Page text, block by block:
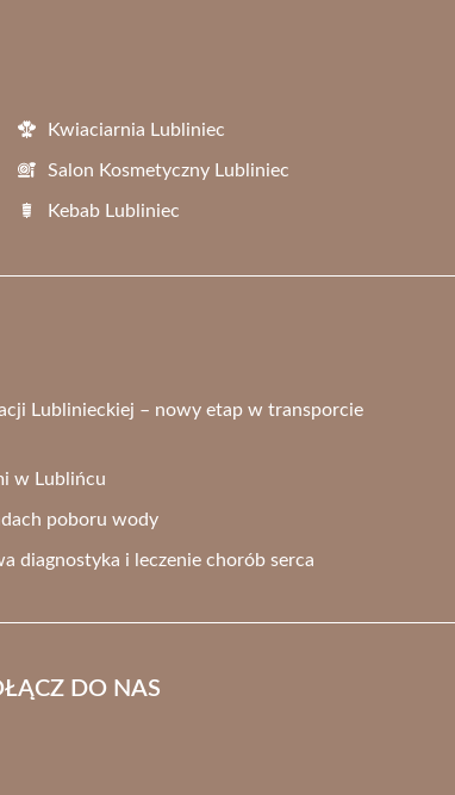
Kwiaciarnia Lubliniec
Salon Kosmetyczny Lubliniec
Kebab Lubliniec
Lublinieckiej – nowy etap w transporcie
w Lublińcu
poboru wody
diagnostyka i leczenie chorób serca
DO NAS